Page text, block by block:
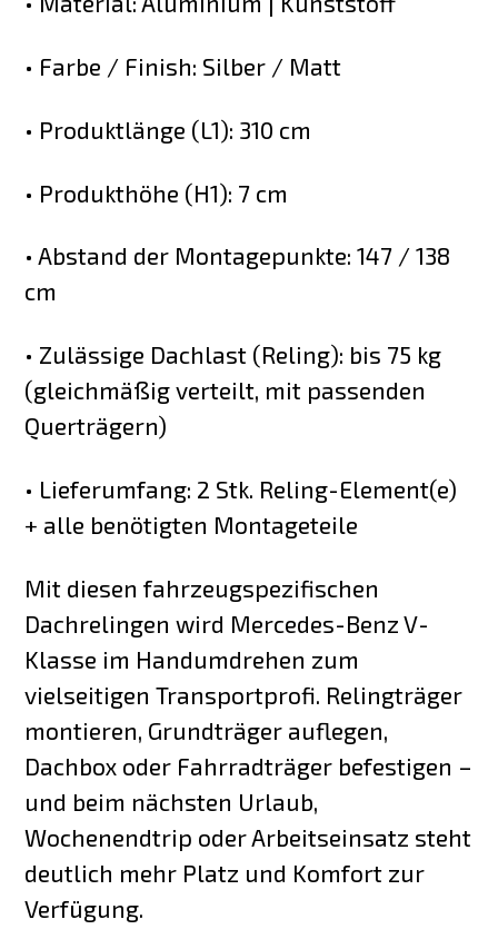
• Farbe / Finish: Silber / Matt
• Produktlänge (L1): 310 cm
• Produkthöhe (H1): 7 cm
• Abstand der Montagepunkte: 147 / 138
cm
• Zulässige Dachlast (Reling): bis 75 kg
(gleichmäßig verteilt, mit passenden
Querträgern)
• Lieferumfang: 2 Stk. Reling-Element(e)
+ alle benötigten Montageteile
Mit diesen fahrzeugspezifischen
Dachrelingen wird Mercedes-Benz V-
Klasse im Handumdrehen zum
vielseitigen Transportprofi. Relingträger
montieren, Grundträger auflegen,
Dachbox oder Fahrradträger befestigen –
und beim nächsten Urlaub,
Wochenendtrip oder Arbeitseinsatz steht
deutlich mehr Platz und Komfort zur
Verfügung.